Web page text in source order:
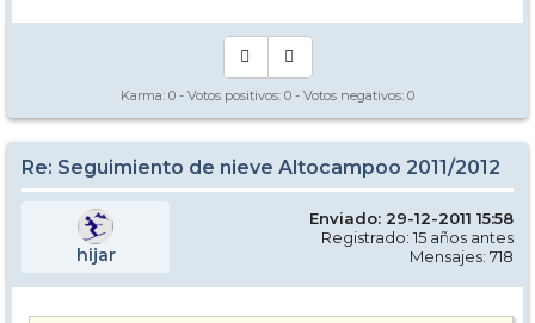
Karma: 0 - Votos positivos: 0 - Votos negativos: 0
Re: Seguimiento de nieve Altocampoo 2011/2012
hijar
Enviado: 29-12-2011 15:58
Registrado: 15 años antes
Mensajes: 718